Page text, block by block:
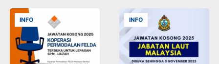
INFO INFO